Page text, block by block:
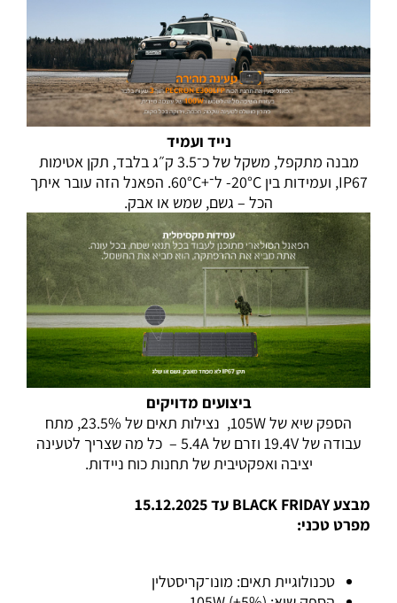
נייד ועמיד
מבנה מתקפל, משקל של כ־3.5 ק״ג בלבד, תקן אטימות
IP67, ועמידות בין ‎-20°C ל־+60°C. הפאנל הזה עובר איתך
הכל – גשם, שמש או אבק.
ביצועים מדויקים
הספק שיא של 105W, נצילות תאים של 23.5%, מתח
עבודה של 19.4V וזרם של 5.4A – כל מה שצריך לטעינה
יציבה ואפקטיבית של תחנות כוח ניידות.
מבצע BLACK FRIDAY עד 15.12.2025
מפרט טכני:
טכנולוגיית תאים: מונו־קריסטלין